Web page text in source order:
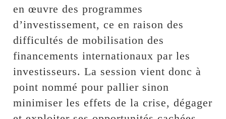
en œuvre des programmes
d’investissement, ce en raison des
difficultés de mobilisation des
financements internationaux par les
investisseurs. La session vient donc à
point nommé pour pallier sinon
minimiser les effets de la crise, dégager